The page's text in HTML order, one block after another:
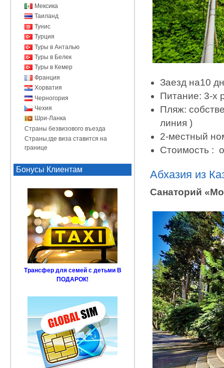
Заезд на10
Питание: 3-х
Пляж:
линия )
2-местный
Стоимость :
Абхазия из
Санаторий
Мексика
Таиланд
Тунис
Турция
Туры в Анталью
Туры в Белек
Туры в Кемер
Франция
Хорватия
Черногория
Чехия
Шри-Ланка
Страны безвизового въезда
Страны,где виза ставится на
границе
Бонусы Клиентам
Трансфер для семей с детьми В
ПОДАРОК!